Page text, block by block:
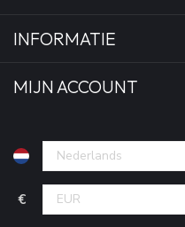
INFORMATIE
MIJN ACCOUNT
€